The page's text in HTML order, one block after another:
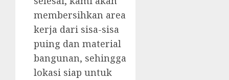
membersihkan area
kerja dari sisa-sisa
puing dan material
bangunan, sehingga
lokasi siap untuk